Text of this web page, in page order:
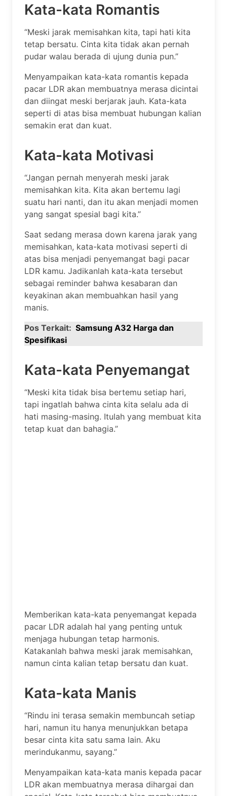
Kata-kata Romantis
“Meski jarak memisahkan kita, tapi hati kita
tetap bersatu. Cinta kita tidak akan pernah
pudar walau berada di ujung dunia pun.”
Menyampaikan kata-kata romantis kepada
pacar LDR akan membuatnya merasa dicintai
dan diingat meski berjarak jauh. Kata-kata
seperti di atas bisa membuat hubungan kalian
semakin erat dan kuat.
Kata-kata Motivasi
“Jangan pernah menyerah meski jarak
memisahkan kita. Kita akan bertemu lagi
suatu hari nanti, dan itu akan menjadi momen
yang sangat spesial bagi kita.”
Saat sedang merasa down karena jarak yang
memisahkan, kata-kata motivasi seperti di
atas bisa menjadi penyemangat bagi pacar
LDR kamu. Jadikanlah kata-kata tersebut
sebagai reminder bahwa kesabaran dan
keyakinan akan membuahkan hasil yang
manis.
Pos Terkait: Samsung A32 Harga dan
Spesifikasi
Kata-kata Penyemangat
“Meski kita tidak bisa bertemu setiap hari,
tapi ingatlah bahwa cinta kita selalu ada di
hati masing-masing. Itulah yang membuat kita
tetap kuat dan bahagia.”
Memberikan kata-kata penyemangat kepada
pacar LDR adalah hal yang penting untuk
menjaga hubungan tetap harmonis.
Katakanlah bahwa meski jarak memisahkan,
namun cinta kalian tetap bersatu dan kuat.
Kata-kata Manis
“Rindu ini terasa semakin membuncah setiap
hari, namun itu hanya menunjukkan betapa
besar cinta kita satu sama lain. Aku
merindukanmu, sayang.”
Menyampaikan kata-kata manis kepada pacar
LDR akan membuatnya merasa dihargai dan